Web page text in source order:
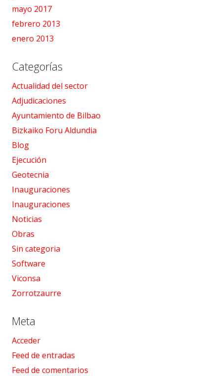
mayo 2017
febrero 2013
enero 2013
Categorías
Actualidad del sector
Adjudicaciones
Ayuntamiento de Bilbao
Bizkaiko Foru Aldundia
Blog
Ejecución
Geotecnia
Inauguraciones
Inauguraciones
Noticias
Obras
Sin categoria
Software
Viconsa
Zorrotzaurre
Meta
Acceder
Feed de entradas
Feed de comentarios